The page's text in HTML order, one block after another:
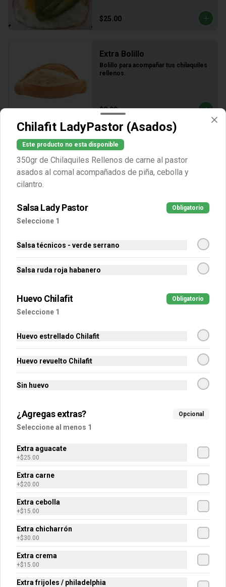
$25.00
Extra Bolillo
Bolillo para acompañar tus chilaquiles
rellenos.
$8.00
Extra Cebolla
30 gramos de cebolla morada picada.
50 gramos de chicharrón prensado.
30 gramos de crema.
Extra Frijoles / Philadelphia
50 gramos de pollo molido preparado.
Chilafit LadyPastor (Asados)
Este producto no esta disponible
350gr de Chilaquiles Rellenos de carne al pastor
asados al comal acompañados de piña, cebolla y
cilantro.
Salsa Lady Pastor Obligatorio
Seleccione 1
Salsa técnicos - verde serrano
Salsa ruda roja habanero
Huevo Chilafit Obligatorio
Seleccione 1
Huevo estrellado Chilafit
Huevo revuelto Chilafit
Sin huevo
¿Agregas extras? Opcional
Seleccione al menos 1
Extra aguacate
+$25.00
Extra carne
+$20.00
Extra cebolla
+$15.00
Extra chicharrón
+$30.00
Extra crema
+$15.00
Extra frijoles / philadelphia